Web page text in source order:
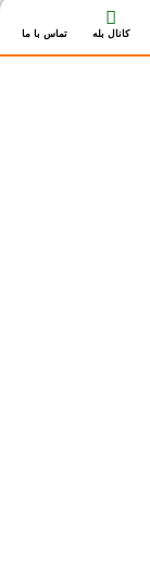
کانال بله تماس با ما